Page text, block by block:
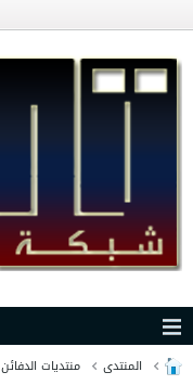
المنتدى منتديات الدفائن